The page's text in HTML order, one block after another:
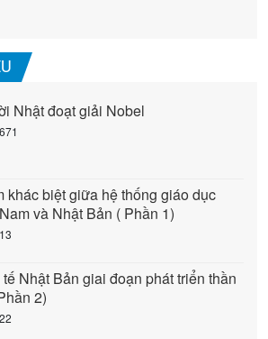
Nhật đoạt giải Nobel
khác biệt giữa hệ thống giáo dục
và Nhật Bản ( Phần 1)
Nhật Bản giai đoạn phát triển thần
2)